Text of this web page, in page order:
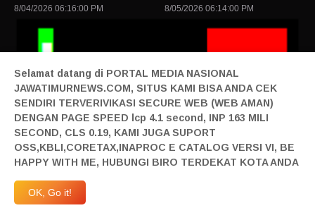
8/04/2026 06:16:00 PM 8/05/2026 06:14:00 PM
Berita Terbaru Mengusung Sustainable dan Smart Living,
Home| Login| Privacy| Pedoman Siber| Contact| Tentang|
Produk|
Adv| Mitra| Staff Redaksi| Redaksi| | Design By Sonata
Abraham | @2019 All Right Reserved | Milad JTN Ke 4 | 27 April 2023 JTN Melangkah
Maju | Anggardaya Terpandang-Berharga-Terdepan-Berkelas
Selamat datang di PORTAL MEDIA NASIONAL
JAWATIMURNEWS.COM, SITUS KAMI BISA ANDA CEK
SENDIRI TERVERIVIKASI SECURE WEB (WEB AMAN)
DENGAN PAGE SPEED lcp 4.1 second, INP 163 MILI
SECOND, CLS 0.19, KAMI JUGA SUPORT
OSS,KBLI,CORETAX,INAPROC E CATALOG VERSI VI, BE
HAPPY WITH ME, HUBUNGI BIRO TERDEKAT KOTA ANDA
OK, Go it!